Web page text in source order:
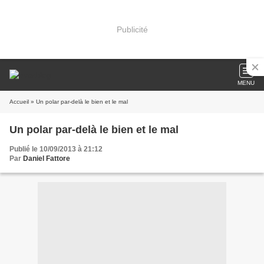
Publicité
MENU
Accueil » Un polar par-delà le bien et le mal
Un polar par-delà le bien et le mal
Publié le 10/09/2013 à 21:12
Par Daniel Fattore